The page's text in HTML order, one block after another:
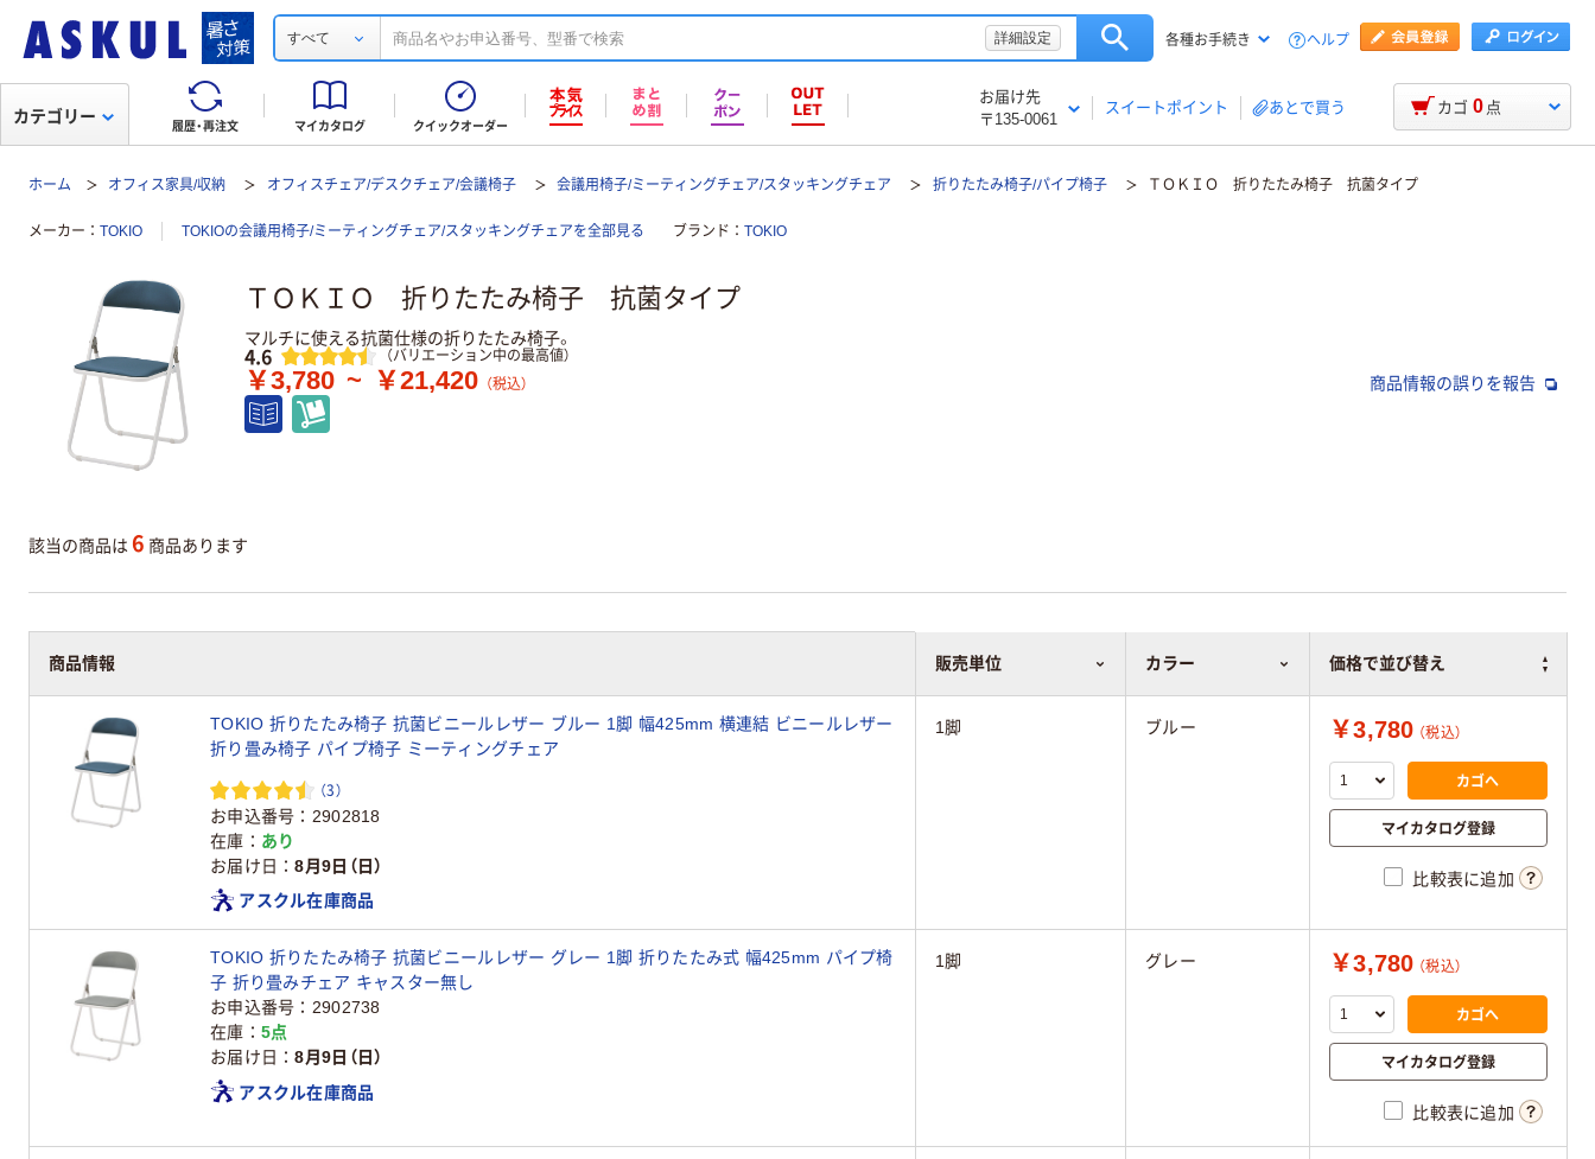
すべて 詳細設定 各種お手続き ヘルプ
履歴・再注文 マイカタログ クイックオーダー
お届け先
〒135-0061
スイートポイント あとで買う
カテゴリー カゴ 0 点
ホーム オフィス家具/収納 オフィスチェア/デスクチェア/会議椅子 会議用椅子/ミーティングチェア/スタッキングチェア 折りたたみ椅子/パイプ椅子 ＴＯＫＩＯ 折りたたみ椅子 抗菌タイプ
メーカー TOKIO TOKIOの会議用椅子/ミーティングチェア/スタッキングチェアを全部見る ブランド TOKIO
ＴＯＫＩＯ 折りたたみ椅子 抗菌タイプ
マルチに使える抗菌仕様の折りたたみ椅子。
レビュー
4.6 （バリエーション中の最高値）
￥3,780 ~ ￥21,420 （税込） 商品情報の誤りを報告
該当の商品は 6 商品あります
商品情報 販売単位 カラー 価格で並び替え
TOKIO 折りたたみ椅子 抗菌ビニールレザー ブルー 1脚 幅425mm 横連結 ビニールレザー
折り畳み椅子 パイプ椅子 ミーティングチェア
（3）
お申込番号
2902818
在庫
あり
お届け日
8月9日（日）
アスクル在庫商品
1脚 ブルー ￥3,780 （税込）
カゴへ
マイカタログ登録
比較表に追加
TOKIO 折りたたみ椅子 抗菌ビニールレザー グレー 1脚 折りたたみ式 幅425mm パイプ椅
子 折り畳みチェア キャスター無し
お申込番号
2902738
在庫
5点
お届け日
8月9日（日）
アスクル在庫商品
1脚 グレー ￥3,780 （税込）
カゴへ
マイカタログ登録
比較表に追加